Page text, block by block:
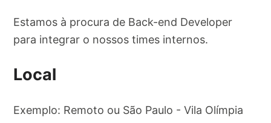
Estamos à procura de Back-end Developer
para integrar o nossos times internos.
Local
Exemplo: Remoto ou São Paulo - Vila Olímpia